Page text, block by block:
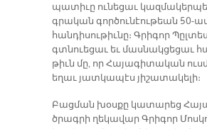
պա­տի­ւը ու­նե­ցաւ
գրա­կան գոր­ծու­նէու­թեան 50-
հան­դի­սու­թիւ­նը։ Գրի­գոր
գտնուե­ցաւ եւ մաս­նակ­ցե­ցաւ
թիւն մը, որ Հա­յա­գի­տա­կան
ե­ղաւ յատ­կա­պէս յի­շա­տա­կե­լի։
Բաց­ման խօս­քը կա­տա­րեց
ծրագ­րի ղե­կա­վար Գրի­գոր